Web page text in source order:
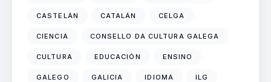
CASTELÁN CATALÁN CELGA
CIENCIA CONSELLO DA CULTURA GALEGA
CULTURA EDUCACIÓN ENSINO
GALEGO GALICIA IDIOMA ILG